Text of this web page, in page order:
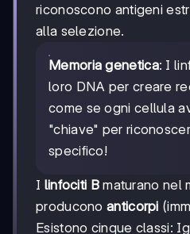
riconoscono antigeni
alla selezione.
Memoria genetica: I
loro DNA per creare
come se ogni cellula
"chiave" per
specifico!
I linfociti Bmaturano nel
produconoanticorpi
Esistono cinque classi: